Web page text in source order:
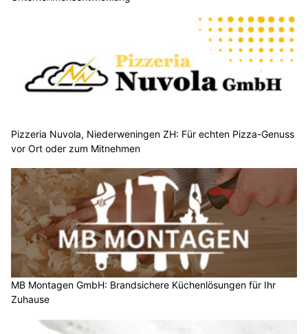
Pizzeria Nuvola, Niederweningen ZH: Für echten Pizza-Genuss
vor Ort oder zum Mitnehmen
MB Montagen GmbH: Brandsichere Küchenlösungen für Ihr
Zuhause